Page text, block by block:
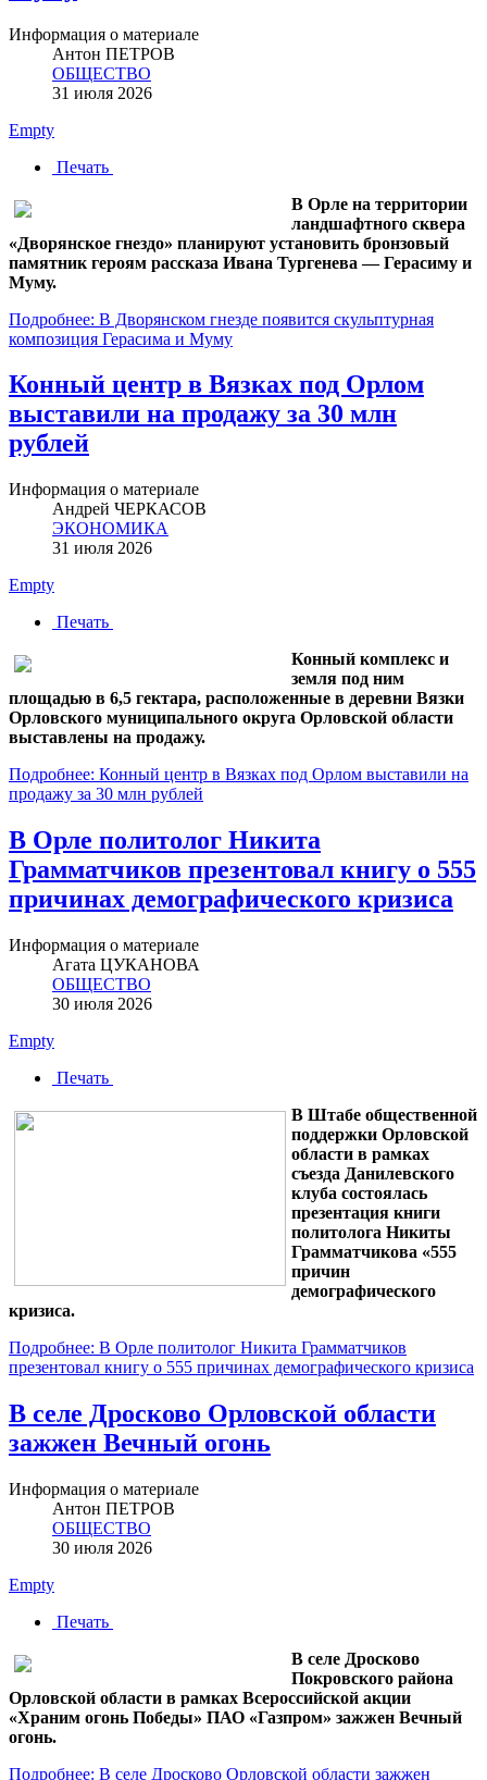
Информация о материале
Антон ПЕТРОВ
ОБЩЕСТВО
31 июля 2026
Empty
Печать
В Орле на территории
ландшафтного сквера
«Дворянское гнездо» планируют установить бронзовый
памятник героям рассказа Ивана Тургенева — Герасиму и
Муму.
Подробнее: В Дворянском гнезде появится скульптурная
композиция Герасима и Муму
Конный центр в Вязках под Орлом
выставили на продажу за 30 млн
рублей
Информация о материале
Андрей ЧЕРКАСОВ
ЭКОНОМИКА
31 июля 2026
Empty
Печать
Конный комплекс и
земля под ним
площадью в 6,5 гектара, расположенные в деревни Вязки
Орловского муниципального округа Орловской области
выставлены на продажу.
Подробнее: Конный центр в Вязках под Орлом выставили на
продажу за 30 млн рублей
В Орле политолог Никита
Грамматчиков презентовал книгу о 555
причинах демографического кризиса
Информация о материале
Агата ЦУКАНОВА
ОБЩЕСТВО
30 июля 2026
Empty
Печать
В Штабе общественной
поддержки Орловской
области в рамках
съезда Данилевского
клуба состоялась
презентация книги
политолога Никиты
Грамматчикова «555
причин
демографического
кризиса.
Подробнее: В Орле политолог Никита Грамматчиков
презентовал книгу о 555 причинах демографического кризиса
В селе Дросково Орловской области
зажжен Вечный огонь
Информация о материале
Антон ПЕТРОВ
ОБЩЕСТВО
30 июля 2026
Empty
Печать
В селе Дросково
Покровского района
Орловской области в рамках Всероссийской акции
«Храним огонь Победы» ПАО «Газпром» зажжен Вечный
огонь.
Подробнее: В селе Дросково Орловской области зажжен